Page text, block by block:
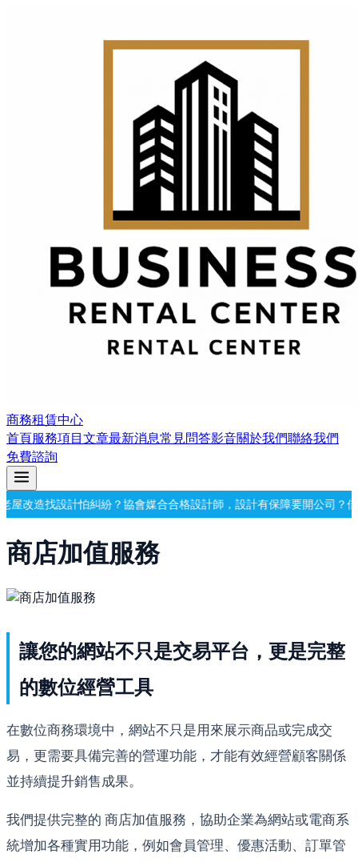
商務租賃中心
首頁服務項目文章最新消息常見問答影音關於我們聯絡我們
免費諮詢
找設計怕糾紛？協會媒合合格設計師，設計有保障要開公司？借址登記
商店加值服務
讓您的網站不只是交易平台，更是完整
的數位經營工具
在數位商務環境中，網站不只是用來展示商品或完成交
易，更需要具備完善的營運功能，才能有效經營顧客關係
並持續提升銷售成果。
我們提供完整的 商店加值服務，協助企業為網站或電商系
統增加各種實用功能，例如會員管理、優惠活動、訂單管